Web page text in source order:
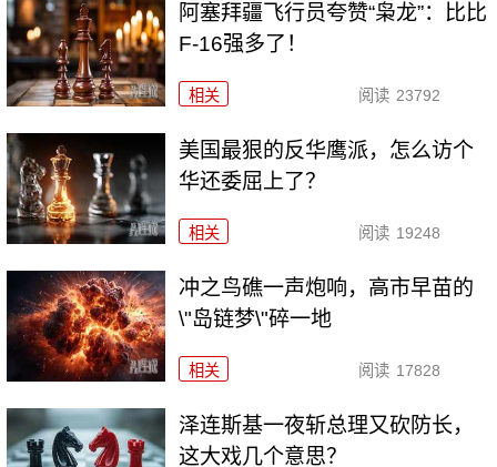
阿塞拜疆飞行员夸赞“枭龙”：比比
F-16强多了！
相关 阅读 23792
美国最狠的反华鹰派，怎么访个
华还委屈上了？
相关 阅读 19248
冲之鸟礁一声炮响，高市早苗的
\"岛链梦\"碎一地
相关 阅读 17828
泽连斯基一夜斩总理又砍防长，
这大戏几个意思？